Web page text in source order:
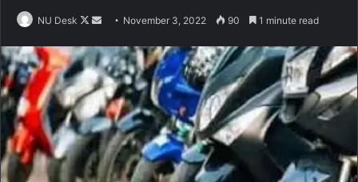
NU Desk
Follow
X
Send
email
November 3, 2022 90 1 minute read